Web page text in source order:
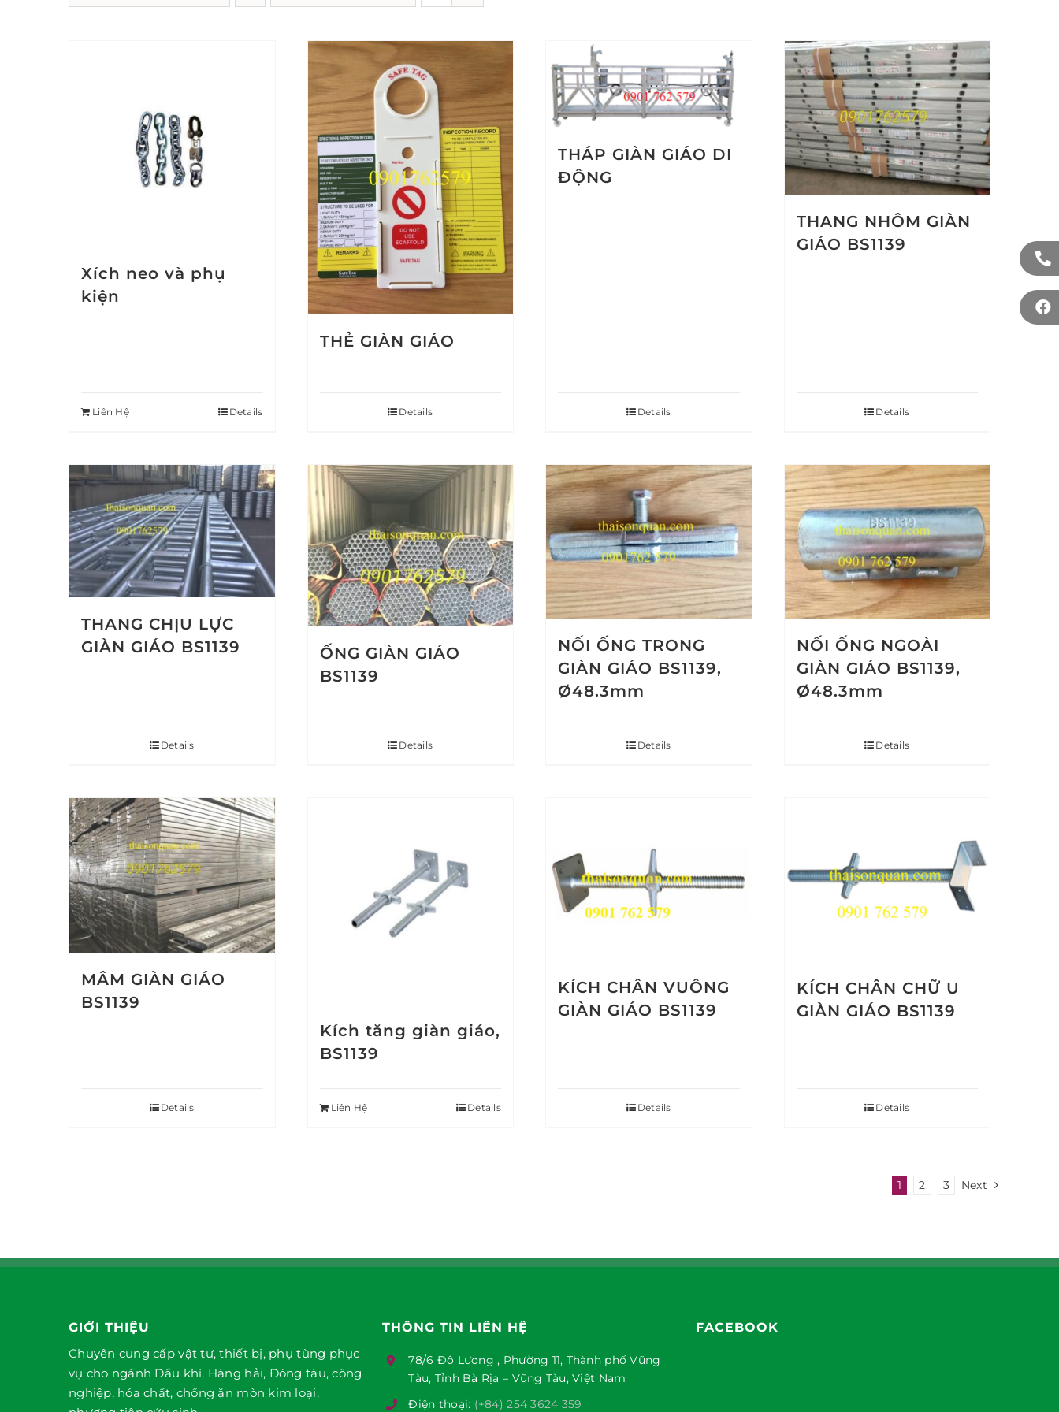
Xích neo và phụ
kiện
Liên Hệ Details
THẺ GIÀN GIÁO
Details
THÁP GIÀN GIÁO DI
ĐỘNG
Details
THANG NHÔM GIÀN
GIÁO BS1139
Details
THANG CHỊU LỰC
GIÀN GIÁO BS1139
Details
ỐNG GIÀN GIÁO
BS1139
Details
NỐI ỐNG TRONG
GIÀN GIÁO BS1139,
Ø48.3mm
Details
NỐI ỐNG NGOÀI
GIÀN GIÁO BS1139,
Ø48.3mm
Details
MÂM GIÀN GIÁO
BS1139
Details
Kích tăng giàn giáo,
BS1139
Liên Hệ Details
KÍCH CHÂN VUÔNG
GIÀN GIÁO BS1139
Details
KÍCH CHÂN CHỮ U
GIÀN GIÁO BS1139
Details
1 2 3 Next
GIỚI THIỆU
Chuyên cung cấp vật tư, thiết bị, phụ tùng phục
vụ cho ngành Dầu khí, Hàng hải, Đóng tàu, công
nghiệp, hóa chất, chống ăn mòn kim loại,
THÔNG TIN LIÊN HỆ
78/6 Đô Lương , Phường 11, Thành phố Vũng
Tàu, Tỉnh Bà Rịa – Vũng Tàu, Việt Nam
Điện thoại: (+84) 254 3624 359
FACEBOOK